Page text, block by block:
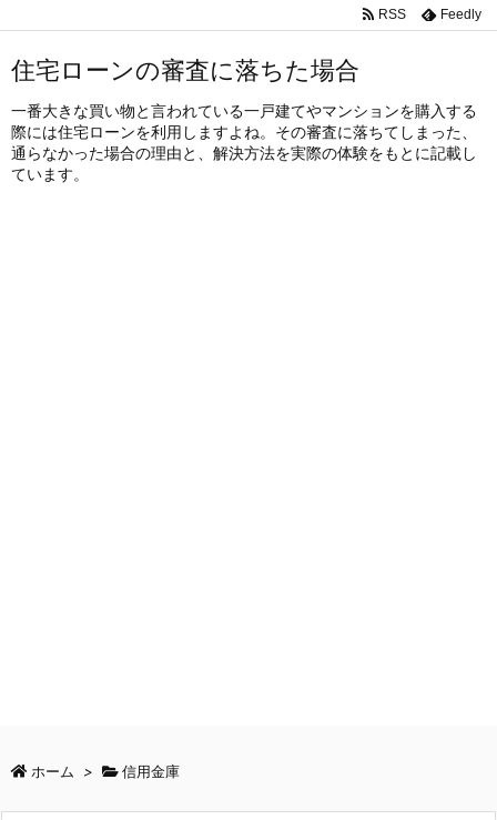
RSS Feedly
住宅ローンの審査に落ちた場合
一番大きな買い物と言われている一戸建てやマンションを購入する
際には住宅ローンを利用しますよね。その審査に落ちてしまった、
通らなかった場合の理由と、解決方法を実際の体験をもとに記載し
ています。
ホーム > 信用金庫